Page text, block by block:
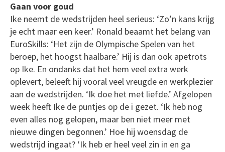
Gaan voor goud
Ike neemt de wedstrijden heel serieus: ‘Zo’n kans krijg
je echt maar een keer.’ Ronald beaamt het belang van
EuroSkills: ‘Het zijn de Olympische Spelen van het
beroep, het hoogst haalbare.’ Hij is dan ook apetrots
op Ike. En ondanks dat het hem veel extra werk
oplevert, beleeft hij vooral veel vreugde en werkplezier
aan de wedstrijden. ‘Ik doe het met liefde.’ Afgelopen
week heeft Ike de puntjes op de i gezet. ‘Ik heb nog
even alles nog gelopen, maar ben niet meer met
nieuwe dingen begonnen.’ Hoe hij woensdag de
wedstrijd ingaat? ‘Ik heb er heel veel zin in en ga